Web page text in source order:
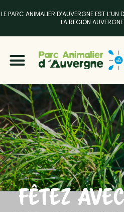
LE PARC ANIMALIER D’AUVERGNE EST L’UN
LA REGION
FÊTEZ